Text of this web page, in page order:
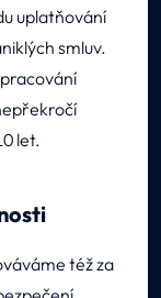
uplatňování
smluv.
let.
též za